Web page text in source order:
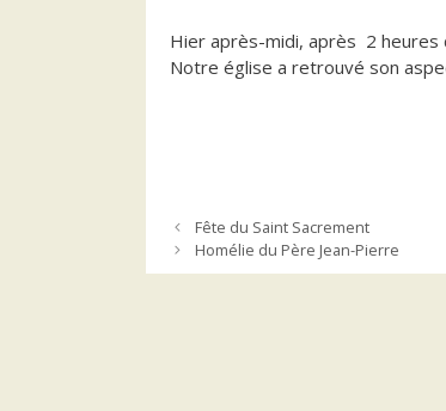
Hier après-midi, après 2 heures
Notre église a retrouvé son
Fête du Saint Sacrement
Homélie du Père Jean-Pierre